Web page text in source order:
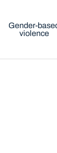
Gender-
violence